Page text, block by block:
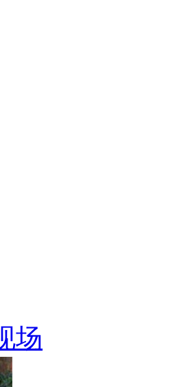
场